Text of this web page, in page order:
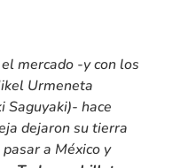
mercado -y con los
Urmeneta
Saguyaki)- hace
dejaron su tierra
a México y